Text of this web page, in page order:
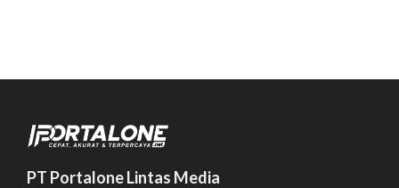
PT Portalone Lintas Media